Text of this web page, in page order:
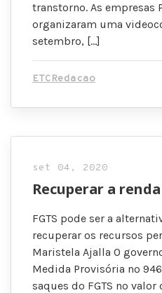
transtorno. As empresas
organizaram uma
setembro, […]
ETCRedacao
set 04, 2020
Recuperar a renda
FGTS pode ser a
recuperar os recursos
Maristela Ajalla O
Medida Provisória nº
saques do FGTS no valor